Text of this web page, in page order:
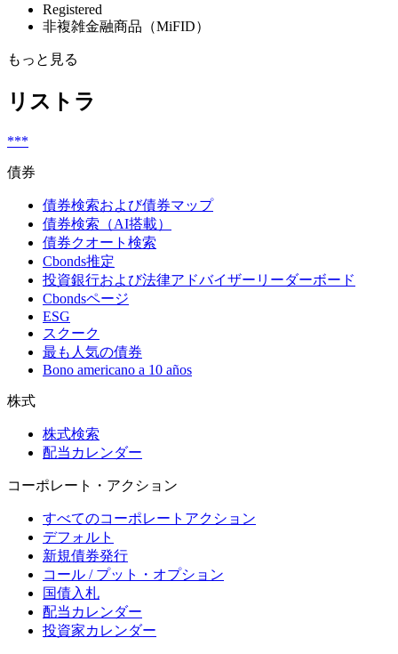
Registered
非複雑金融商品（MiFID）
もっと見る
リストラ
***
債券
債券検索および債券マップ
債券検索（AI搭載）
債券クオート検索
Cbonds推定
投資銀行および法律アドバイザーリーダーボード
Cbondsページ
ESG
スクーク
最も人気の債券
Bono americano a 10 años
株式
株式検索
配当カレンダー
コーポレート・アクション
すべてのコーポレートアクション
デフォルト
新規債券発行
コール / プット・オプション
国債入札
配当カレンダー
投資家カレンダー